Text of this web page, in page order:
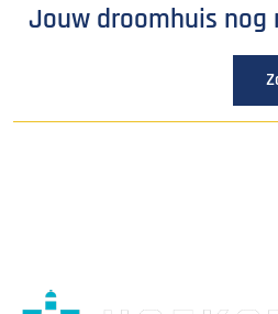
Jouw droomhuis nog